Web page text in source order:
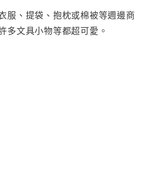
服、提袋、抱枕或棉被等週邊商
多文具小物等都超可愛。